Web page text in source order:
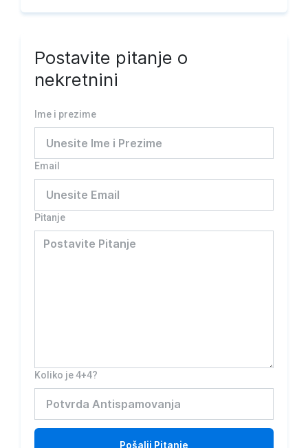
Postavite pitanje o
nekretnini
Ime i prezime
Email
Pitanje
Koliko je 4+4?
Pošalji Pitanje